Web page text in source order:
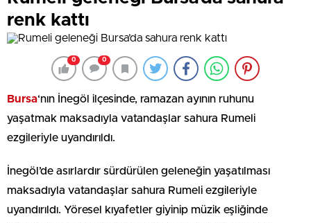
renk kattı
0 0
Bursa‘nın İnegöl ilçesinde, ramazan ayının ruhunu
yaşatmak maksadıyla vatandaşlar sahura Rumeli
ezgileriyle uyandırıldı.
İnegöl’de asırlardır sürdürülen geleneğin yaşatılması
maksadıyla vatandaşlar sahura Rumeli ezgileriyle
uyandırıldı. Yöresel kıyafetler giyinip müzik eşliğinde